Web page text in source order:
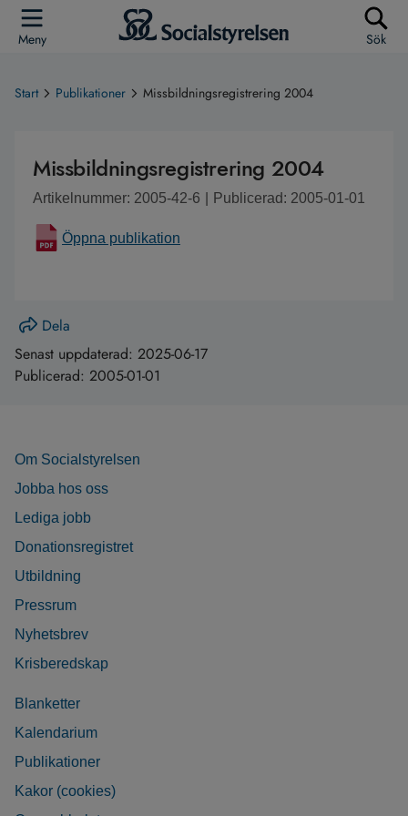
Meny Sök
Start Publikationer Missbildningsregistrering 2004
Missbildningsregistrering 2004
Artikelnummer: 2005-42-6 Publicerad: 2005-01-01
Öppna publikation
Dela
Senast uppdaterad: 2025-06-17
Publicerad: 2005-01-01
Om Socialstyrelsen
Jobba hos oss
Lediga jobb
Donationsregistret
Utbildning
Pressrum
Nyhetsbrev
Krisberedskap
Blanketter
Kalendarium
Publikationer
Kakor (cookies)